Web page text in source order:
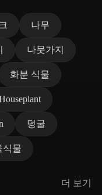
나무
나뭇가지
화분 식물
덩굴
식물
더 보기